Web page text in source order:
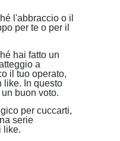
l'abbraccio o il
per te o per il
hai fatto un
a
il tuo operato,
like. In questo
buon voto.
per cuccarti,
serie
like.